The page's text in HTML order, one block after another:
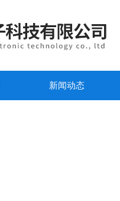
新闻动态